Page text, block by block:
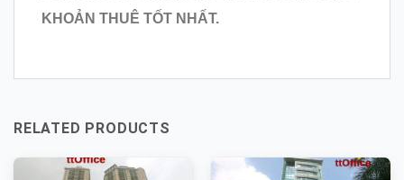
KHOẢN THUÊ TỐT NHẤT.
RELATED PRODUCTS